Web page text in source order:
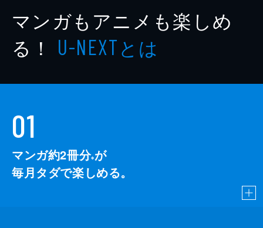
マンガもアニメも楽しめ
る！ U-NEXTとは
01
マンガ約2冊分※が
毎月タダで楽しめる。